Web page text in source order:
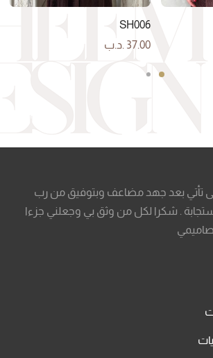
SH006
37.00 .د.ب
تأتي بعد جهد مضاعف وبتوفيق من رب
. شكرا لكل من وثق بي وجعلني جزءا